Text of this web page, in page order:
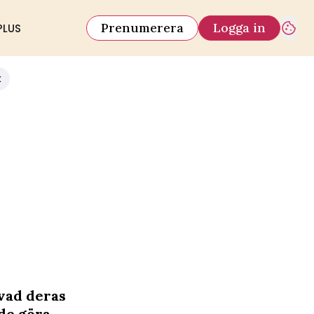
Prenumerera Logga in
deras